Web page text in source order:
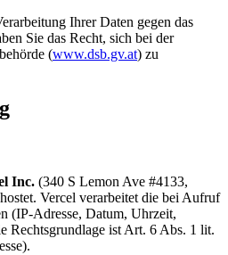
Ihrer Daten gegen das
Sie das Recht, sich bei der
(www.dsb.gv.at) zu
Inc. (340 S Lemon Ave #4133,
Vercel verarbeitet die bei Aufruf
(IP-Adresse, Datum, Uhrzeit,
Rechtsgrundlage ist Art. 6 Abs. 1 lit.